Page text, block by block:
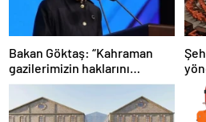
Bakan Göktaş: “Kahraman
gazilerimizin haklarını
güçlendiren yeni bir dönemin
kapılarını aralıyoruz”